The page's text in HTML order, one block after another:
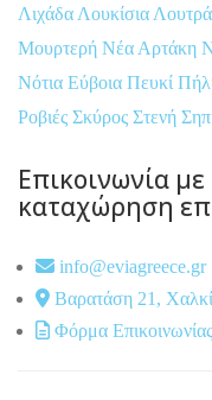
Λιχάδα Λουκίσια
Μουρτερή Νέα Αρτάκη
Νότια Εύβοια Πευκί
Ροβιές Σκύρος Στενή
Επικοινωνία
καταχώρηση
info@eviagreece.gr
Βαρατάση 21,
Φόρμα Επικοινωνίας